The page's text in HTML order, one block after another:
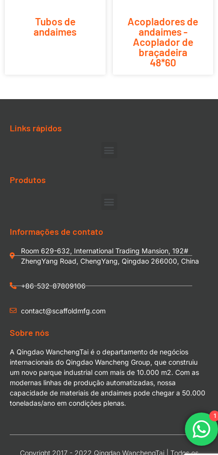
Tubos de
andaimes
Acopladores de
andaimes -
Acoplador de
braçadeira
48*60
Links rápidos
Produtos
Informações de contato
Room 629-632, International Trading Mansion, 192#
ZhengYang Road, ChengYang, Qingdao 266000, China
+86-532-87809106
contact@scaffoldmfg.com
Sobre nós
A Qingdao WanchengTai é o departamento de negócios
internacionais do Qingdao Wancheng Group, que construiu
um novo parque industrial com mais de 10.000 m2. Com as
modernas linhas de produção automatizadas, nossa
capacidade de materiais de andaimes pode chegar a 50.000
toneladas/ano em condições plenas.
Copyright 2017 - 2022 Qingdao WanchengTai | Todos os
1